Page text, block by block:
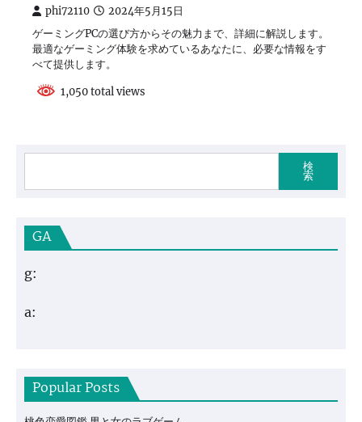
phi72110 2024年5月15日
ゲーミングPCの選び方からその魅力まで、詳細に解説します。
最適なゲーミング体験を求めているあなたに、必要な情報をす
べて提供します。
1,050 total views
検
索
GA
g:
a:
Popular Posts